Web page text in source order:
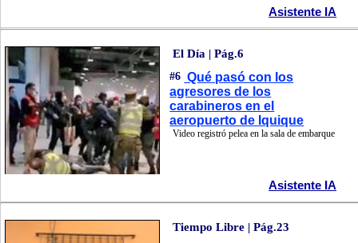
Asistente IA
El Día | Pág.6
#6 Qué pasó con los
agresores de los
carabineros en el
aeropuerto de Iquique
Video registró pelea en la sala de embarque
Asistente IA
Tiempo Libre | Pág.23